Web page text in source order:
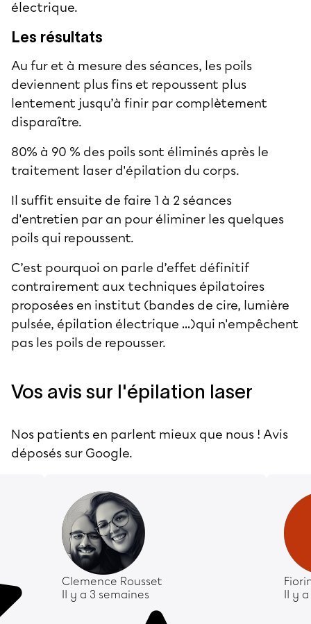
électrique.
Les résultats
Au fur et à mesure des séances, les poils
deviennent plus fins et repoussent plus
lentement jusqu’à finir par complètement
disparaître.
80% à 90 % des poils sont éliminés après le
traitement laser d'épilation du corps.
Il suffit ensuite de faire 1 à 2 séances
d'entretien par an pour éliminer les quelques
poils qui repoussent.
C’est pourquoi on parle d’effet définitif
contrairement aux techniques épilatoires
proposées en institut (bandes de cire, lumière
pulsée, épilation électrique …)qui n'empêchent
pas les poils de repousser.
Vos avis sur l'épilation laser
Nos patients en parlent mieux que nous ! Avis
déposés sur Google.
Clemence Rousset
Il y a 3 semaines
Il y